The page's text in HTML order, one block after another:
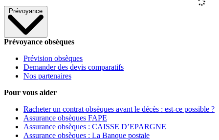
Prévoyance
Prévoyance obsèques
Prévision obsèques
Demander des devis comparatifs
Nos partenaires
Pour vous aider
Racheter un contrat obsèques avant le décès : est-ce possible ?
Assurance obsèques FAPE
Assurance obsèques : CAISSE D’EPARGNE
Assurance obsèques : La Banque postale